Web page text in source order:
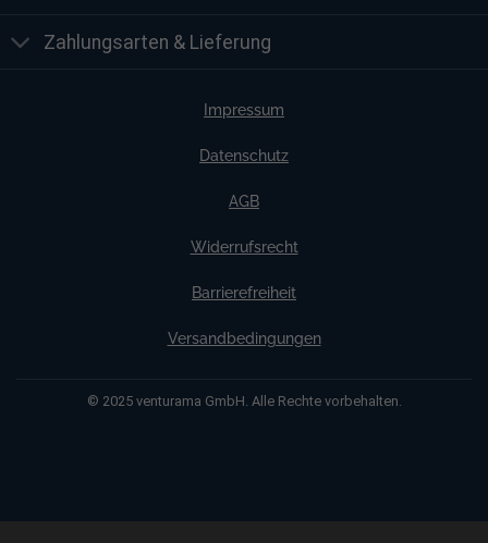
Zahlungsarten & Lieferung
Impressum
Datenschutz
AGB
Widerrufsrecht
Barrierefreiheit
Versandbedingungen
© 2025 venturama GmbH. Alle Rechte vorbehalten.